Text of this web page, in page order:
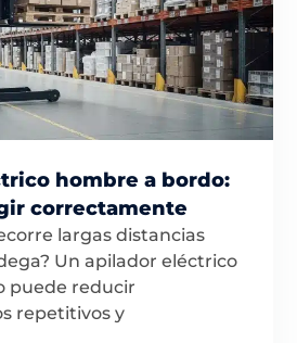
hombre a bordo:
correctamente
largas distancias
Un apilador eléctrico
puede reducir
repetitivos y